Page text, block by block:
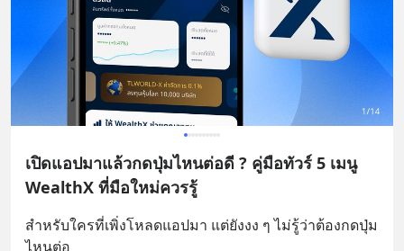
เปิดแอปมาแล้วกดปุ่มไหนต่อดี ? คู่มือทัวร์ 5 เมนู
WealthX ที่มือใหม่ควรรู้
สำหรับใครที่เพิ่งโหลดแอปมา แต่ยังงง ๆ ไม่รู้ว่าต้องกดปุ่ม
ไหนต่อ